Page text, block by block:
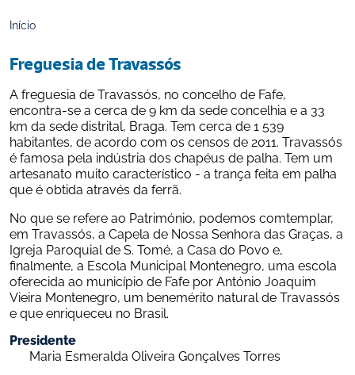
Início
Freguesia de Travassós
A freguesia de Travassós, no concelho de Fafe,
encontra-se a cerca de 9 km da sede concelhia e a 33
km da sede distrital, Braga. Tem cerca de 1 539
habitantes, de acordo com os censos de 2011. Travassós
é famosa pela indústria dos chapéus de palha. Tem um
artesanato muito característico - a trança feita em palha
que é obtida através da ferrã.
No que se refere ao Património, podemos comtemplar,
em Travassós, a Capela de Nossa Senhora das Graças, a
Igreja Paroquial de S. Tomé, a Casa do Povo e,
finalmente, a Escola Municipal Montenegro, uma escola
oferecida ao município de Fafe por António Joaquim
Vieira Montenegro, um benemérito natural de Travassós
e que enriqueceu no Brasil.
Presidente
Maria Esmeralda Oliveira Gonçalves Torres